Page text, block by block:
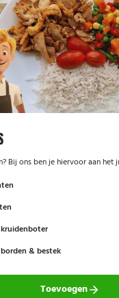
Bij ons ben je hiervoor aan het
& bestek
Toevoegen